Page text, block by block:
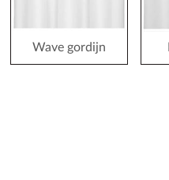
Wave gordijn